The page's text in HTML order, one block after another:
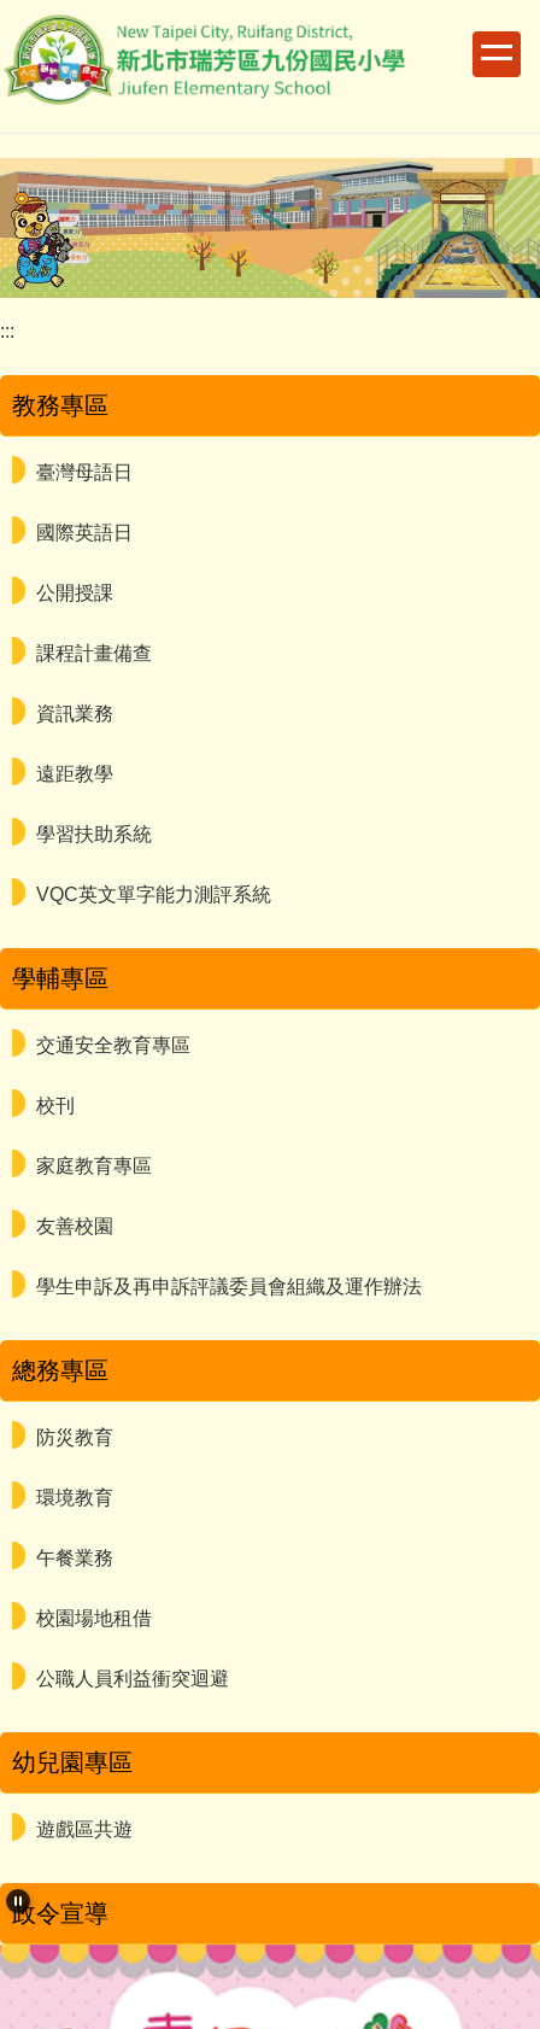
到
主
容
區
:::
教務專區
臺灣母語日
國際英語日
公開授課
課程計畫備查
資訊業務
遠距教學
學習扶助系統
VQC英文單字能力測評系統
學輔專區
交通安全教育專區
校刊
家庭教育專區
友善校園
學生申訴及再申訴評議委員會組織及運作辦法
總務專區
防災教育
環境教育
午餐業務
校園場地租借
公職人員利益衝突迴避
幼兒園專區
遊戲區共遊
政令宣導